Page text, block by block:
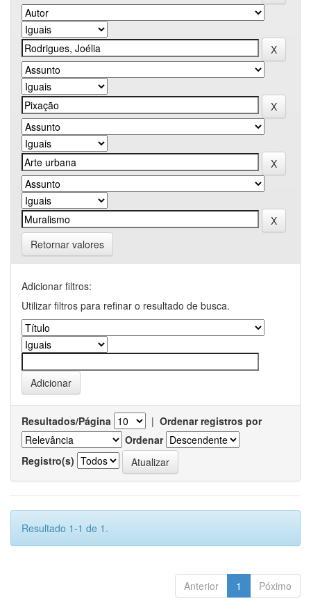
Retornar valores
Adicionar filtros:
Utilizar filtros para refinar o resultado de busca.
Resultados/Página | Ordenar registros por
Ordenar
Registro(s)
Resultado 1-1 de 1.
Anterior 1 Póximo